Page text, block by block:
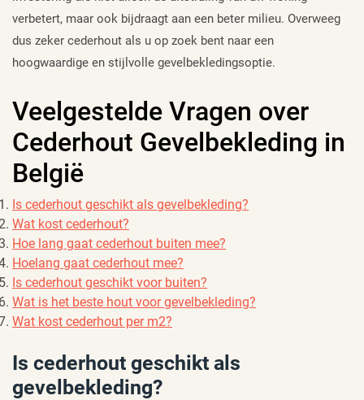
verbetert, maar ook bijdraagt aan een beter milieu. Overweeg
dus zeker cederhout als u op zoek bent naar een
hoogwaardige en stijlvolle gevelbekledingsoptie.
Veelgestelde Vragen over
Cederhout Gevelbekleding in
België
Is cederhout geschikt als gevelbekleding?
Wat kost cederhout?
Hoe lang gaat cederhout buiten mee?
Hoelang gaat cederhout mee?
Is cederhout geschikt voor buiten?
Wat is het beste hout voor gevelbekleding?
Wat kost cederhout per m2?
Is cederhout geschikt als
gevelbekleding?